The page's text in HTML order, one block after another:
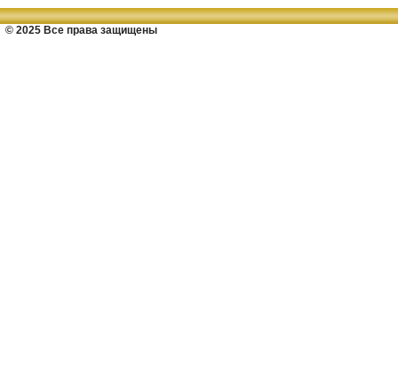
© 2025 Все права защищены